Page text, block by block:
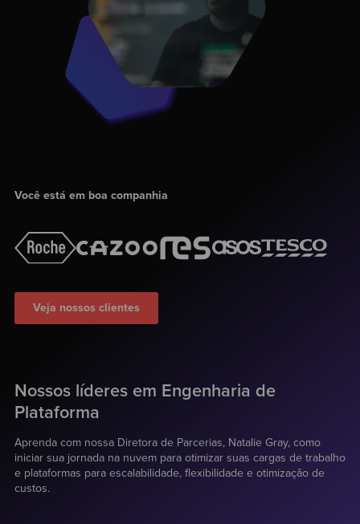
Você está em boa companhia
Veja nossos clientes
Nossos líderes em Engenharia de
Plataforma
Aprenda com nossa Diretora de Parcerias, Natalie Gray, como
iniciar sua jornada na nuvem para otimizar suas cargas de trabalho
e plataformas para escalabilidade, flexibilidade e otimização de
custos.